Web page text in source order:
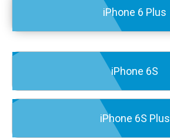
iPhone 6 Plus
iPhone 6S
iPhone 6S Plus